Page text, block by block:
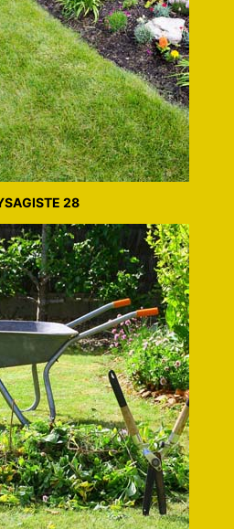
28